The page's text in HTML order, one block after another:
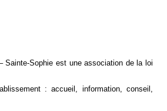
Sainte-Sophie est une association de la loi
: accueil, information, conseil,